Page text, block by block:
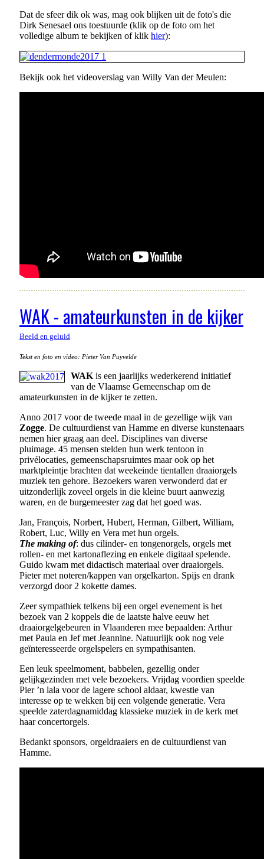
Dat de sfeer dik ok was, mag ook blijken uit de foto's die
Dirk Senesael ons toestuurde (klik op de foto om het
volledige album te bekijken of klik hier):
Bekijk ook het videoverslag van Willy Van der Meulen:
WAK - amateurkunsten in de kijker
Beeld en geluid
Tekst en foto en video: Pieter Van Puyvelde
WAK is een jaarlijks wederkerend initiatief
van de Vlaamse Gemeenschap om de
amateurkunsten in de kijker te zetten.
Anno 2017 voor de tweede maal in de gezellige wijk van
Zogge. De cultuurdienst van Hamme en diverse kunstenaars
nemen hier graag aan deel. Disciplines van diverse
pluimage. 45 mensen stelden hun werk tentoon in
privélocaties, gemeenschapsruimtes maar ook op het
marktpleintje brachten dat weekeinde tientallen draaiorgels
muziek ten gehore. Bezoekers waren verwonderd dat er
uitzonderlijk zoveel orgels in die kleine buurt aanwezig
waren, en de burgemeester zag dat het goed was.
Jan, François, Norbert, Hubert, Herman, Gilbert, William,
Robert, Luc, Willy en Vera met hun orgels.
The making of: dus cilinder- en tongenorgels, orgels met
rollen- en met kartonaflezing en enkele digitaal spelende.
Guido kwam met didactisch materiaal over draaiorgels.
Pieter met noteren/kappen van orgelkarton. Spijs en drank
verzorgd door 2 kokette dames.
Zeer sympathiek telkens bij een orgel evenement is het
bezoek van 2 koppels die de laatste halve eeuw het
draaiorgelgebeuren in Vlaanderen mee bepaalden: Arthur
met Paula en Jef met Jeannine. Natuurlijk ook nog vele
geïnteresseerde orgelspelers en sympathisanten.
Een leuk speelmoment, babbelen, gezellig onder
gelijkgezinden met vele bezoekers. Vrijdag voordien speelde
Pier ’n lala voor de lagere school aldaar, kwestie van
interesse op te wekken bij een volgende generatie. Vera
speelde zaterdagnamiddag klassieke muziek in de kerk met
haar concertorgels.
Bedankt sponsors, orgeldraaiers en de cultuurdienst van
Hamme.